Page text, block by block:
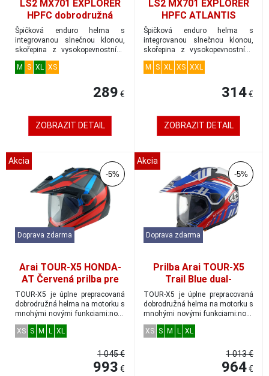
LS2 MX701 EXPLORER
HPFC dobrodružná
prilba matná-čierna
veľkosť M
Špičková enduro helma s
integrovanou slnečnou klonou,
skořepina z vysokopevnostního
HPFC-High Perfor...
M
S XL XS
289 €
ZOBRAZIT DETAIL
LS2 MX701 EXPLORER
HPFC ATLANTIS
dobrodružná prilba
matná-sivá-titánová
Špičková enduro helma s
integrovanou slnečnou klonou,
skořepina z vysokopevnostního
HPFC-High Perfor...
M
S XL XS XXL
314€
ZOBRAZIT DETAIL
Akcia
-5%
Doprava zdarma
Arai TOUR-X5 HONDA-
AT Červená prilba pre
duálne dobrodružstvo
veľkosť M
TOUR-X5 je úplne prepracovaná
dobrodružná helma na motorku s
mnohými novými funkciami:nové
plexisklo...
XS S M L XL
1 045 €
993 €
Akcia
-5%
Doprava zdarma
Prilba Arai TOUR-X5
Trail Blue dual-
adventure veľkosť M
TOUR-X5 je úplne prepracovaná
dobrodružná helma na motorku s
mnohými novými funkciami:nové
plexisklo...
XS S M L XL
1 013 €
964€